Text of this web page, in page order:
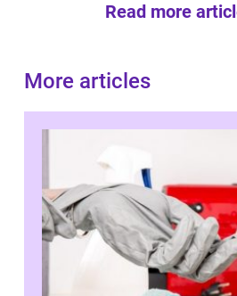
Read more
More articles